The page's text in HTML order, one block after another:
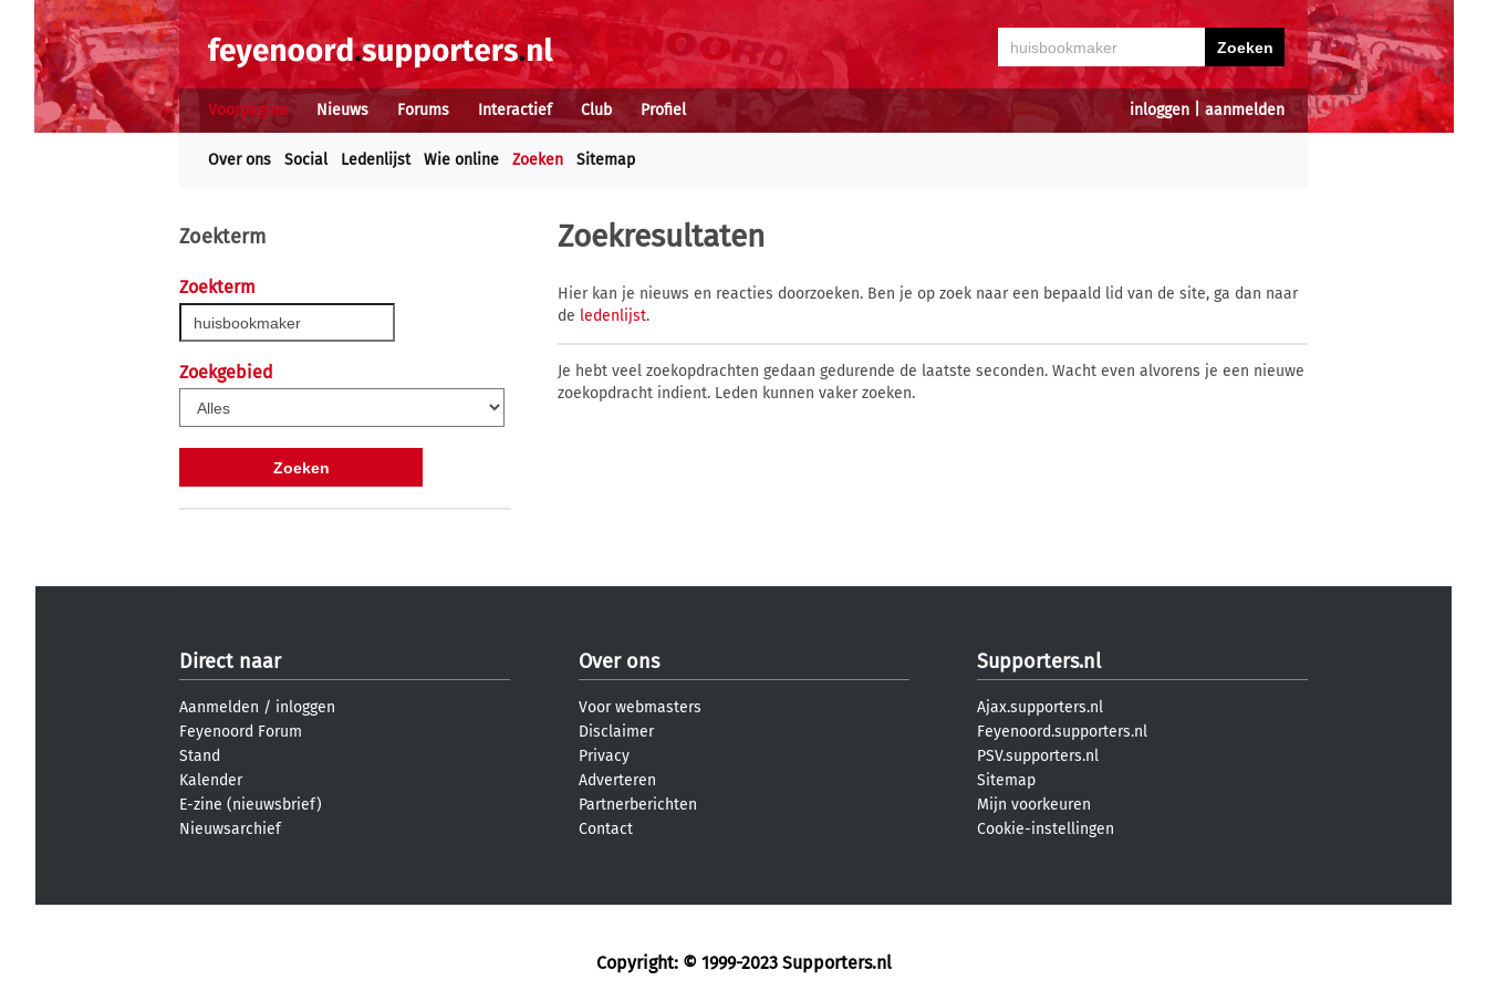
inloggen aanmelden
Voorpagina Nieuws Forums Interactief Club Profiel
Over ons Social Ledenlijst Wie online Zoeken Sitemap
Zoekterm
Zoekterm
Zoekgebied
Zoekresultaten
Hier kan je nieuws en reacties doorzoeken. Ben je op zoek naar een bepaald lid van de site, ga dan naar
de ledenlijst.
Je hebt veel zoekopdrachten gedaan gedurende de laatste seconden. Wacht even alvorens je een nieuwe
zoekopdracht indient. Leden kunnen vaker zoeken.
Direct naar
Aanmelden / inloggen
Feyenoord Forum
Stand
Kalender
E-zine (nieuwsbrief)
Nieuwsarchief
Over ons
Voor webmasters
Disclaimer
Privacy
Adverteren
Partnerberichten
Contact
Supporters.nl
Ajax.supporters.nl
Feyenoord.supporters.nl
PSV.supporters.nl
Sitemap
Mijn voorkeuren
Cookie-instellingen
Copyright: © 1999-2023 Supporters.nl